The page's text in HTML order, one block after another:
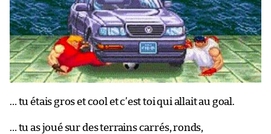
… tu étais gros et cool et c’est toi qui allait au goal.
… tu as joué sur des terrains carrés, ronds,